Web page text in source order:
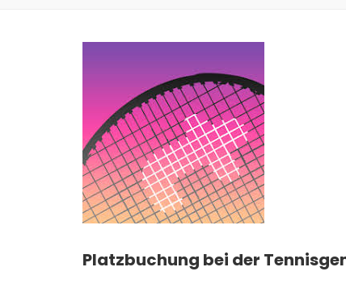
Platzbuchung bei der